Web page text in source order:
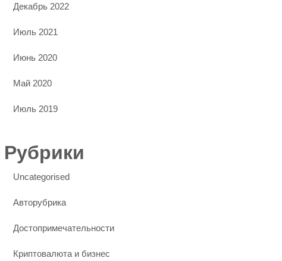
Декабрь 2022
Июль 2021
Июнь 2020
Май 2020
Июль 2019
Рубрики
Uncategorised
Авторубрика
Достопримечательности
Криптовалюта и бизнес